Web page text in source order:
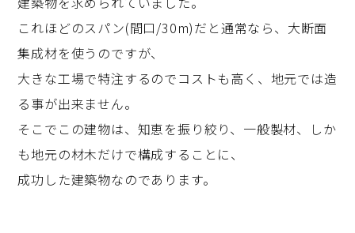
これほどのスパン(間口/30m)だと通常なら、大断面
集成材を使うのですが、
大きな工場で特注するのでコストも高く、地元では造
る事が出来ません。
そこでこの建物は、知恵を振り絞り、一般製材、しか
も地元の材木だけで構成することに、
成功した建築物なのであります。